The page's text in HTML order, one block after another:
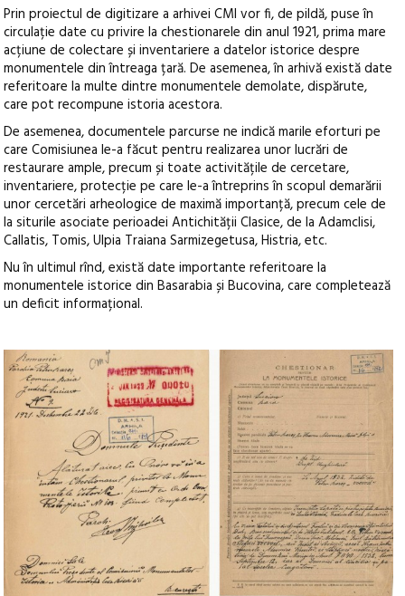
Prin proiectul de digitizare a arhivei CMI vor fi, de pildă, puse în
circulație date cu privire la chestionarele din anul 1921, prima mare
acțiune de colectare și inventariere a datelor istorice despre
monumentele din întreaga țară. De asemenea, în arhivă există date
referitoare la multe dintre monumentele demolate, dispărute,
care pot recompune istoria acestora.
De asemenea, documentele parcurse ne indică marile eforturi pe
care Comisiunea le-a făcut pentru realizarea unor lucrări de
restaurare ample, precum și toate activitățile de cercetare,
inventariere, protecție pe care le-a întreprins în scopul demarării
unor cercetări arheologice de maximă importanță, precum cele de
la siturile asociate perioadei Antichității Clasice, de la Adamclisi,
Callatis, Tomis, Ulpia Traiana Sarmizegetusa, Histria, etc.
Nu în ultimul rînd, există date importante referitoare la
monumentele istorice din Basarabia și Bucovina, care completează
un deficit informațional.